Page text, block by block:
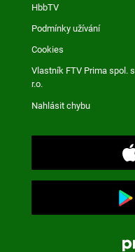
HbbTV
Podmínky užívání
Cookies
Vlastník FTV Prima spol. s
r.o.
Nahlásit chybu